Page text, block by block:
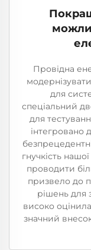
Провідна
для
спеціальний
для
інтегровано
гнучкість
проводити
призвело до
рішень для
високо
значний